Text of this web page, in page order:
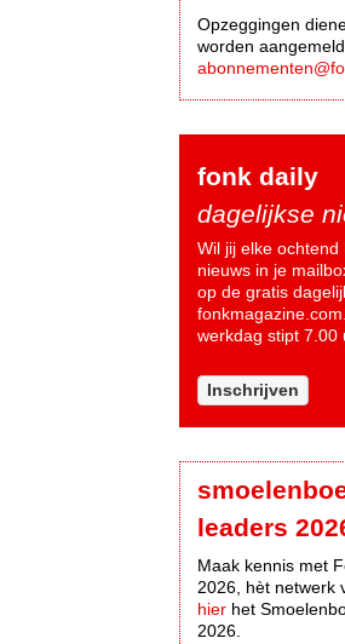
Opzeggingen
worden
fonk daily
dagelijkse
Wil jij elke
nieuws in je
op de gratis
werkdag stipt 7.00
Inschrijven
leaders
Maak kennis met
2026, hèt netwerk
hier het
2026.